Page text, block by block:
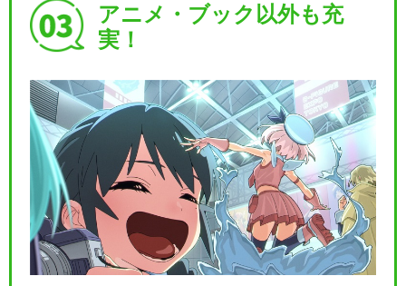
アニメ・ブック以外も充
実！